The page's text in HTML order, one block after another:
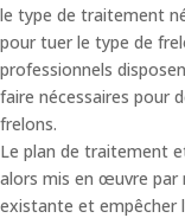
le type de traitement
pour tuer le type de
professionnels
faire nécessaires pour
frelons.
Le plan de traitement
alors mis en œuvre par
existante et empêcher